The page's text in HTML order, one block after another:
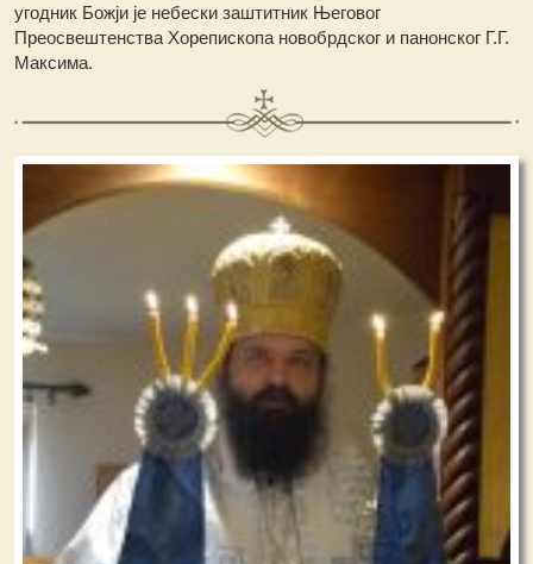
угодник Божји је небески заштитник Његовог
Преосвештенства Хорепископа новобрдског и панонског Г.Г.
Максима.